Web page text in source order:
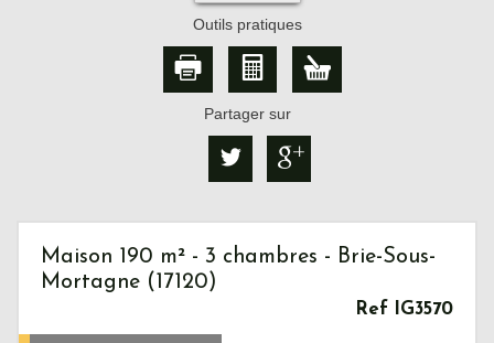
Outils pratiques
Partager sur
Maison 190 m² - 3 chambres - Brie-Sous-
Mortagne (17120)
Ref IG3570